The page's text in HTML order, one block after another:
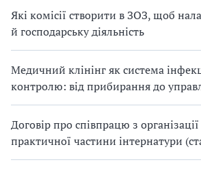
Які комісії створити в ЗОЗ, щоб
й господарську діяльність
Медичний клінінг як система
контролю: від прибирання до
Договір про співпрацю з
практичної частини інтернатури